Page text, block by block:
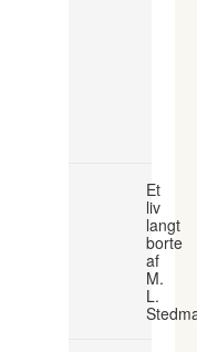
Et
liv
langt
borte
af
M.
L.